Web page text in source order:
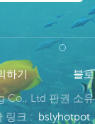
하기 블
Co., Ltd 판권 소
링크 : bslyhotpot